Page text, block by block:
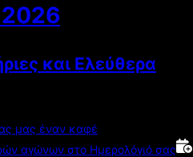
2026
και Ελεύθερα
μας έναν καφέ
αγώνων στο Ημερολόγιό σας